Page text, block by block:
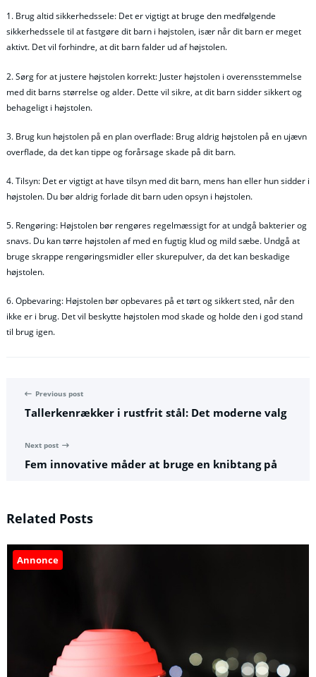
1. Brug altid sikkerhedssele: Det er vigtigt at bruge den medfølgende
sikkerhedssele til at fastgøre dit barn i højstolen, især når dit barn er meget
aktivt. Det vil forhindre, at dit barn falder ud af højstolen.
2. Sørg for at justere højstolen korrekt: Juster højstolen i overensstemmelse
med dit barns størrelse og alder. Dette vil sikre, at dit barn sidder sikkert og
behageligt i højstolen.
3. Brug kun højstolen på en plan overflade: Brug aldrig højstolen på en ujævn
overflade, da det kan tippe og forårsage skade på dit barn.
4. Tilsyn: Det er vigtigt at have tilsyn med dit barn, mens han eller hun sidder i
højstolen. Du bør aldrig forlade dit barn uden opsyn i højstolen.
5. Rengøring: Højstolen bør rengøres regelmæssigt for at undgå bakterier og
snavs. Du kan tørre højstolen af med en fugtig klud og mild sæbe. Undgå at
bruge skrappe rengøringsmidler eller skurepulver, da det kan beskadige
højstolen.
6. Opbevaring: Højstolen bør opbevares på et tørt og sikkert sted, når den
ikke er i brug. Det vil beskytte højstolen mod skade og holde den i god stand
til brug igen.
Previous post
Tallerkenrækker i rustfrit stål: Det moderne valg
Next post
Fem innovative måder at bruge en knibtang på
Related Posts
Annonce